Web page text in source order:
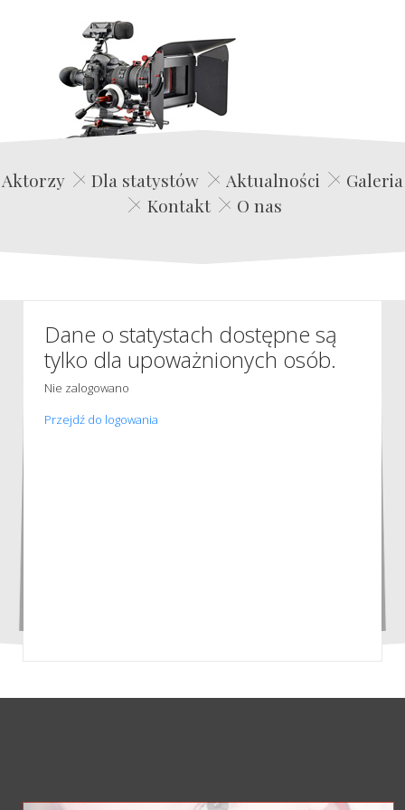
Edwin Film Agencja Aktorska
Aktorzy Dla statystów Aktualności
Galeria
Kontakt
O nas
Dane o statystach dostępne są
tylko dla upoważnionych osób.
Nie zalogowano
Przejdź do logowania